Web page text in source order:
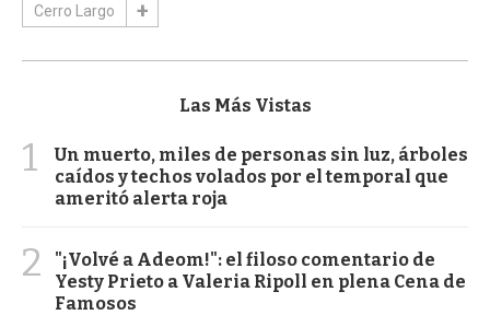
Cerro Largo
Las Más Vistas
1
Un muerto, miles de personas sin luz, árboles
caídos y techos volados por el temporal que
ameritó alerta roja
2
"¡Volvé a Adeom!": el filoso comentario de
Yesty Prieto a Valeria Ripoll en plena Cena de
Famosos